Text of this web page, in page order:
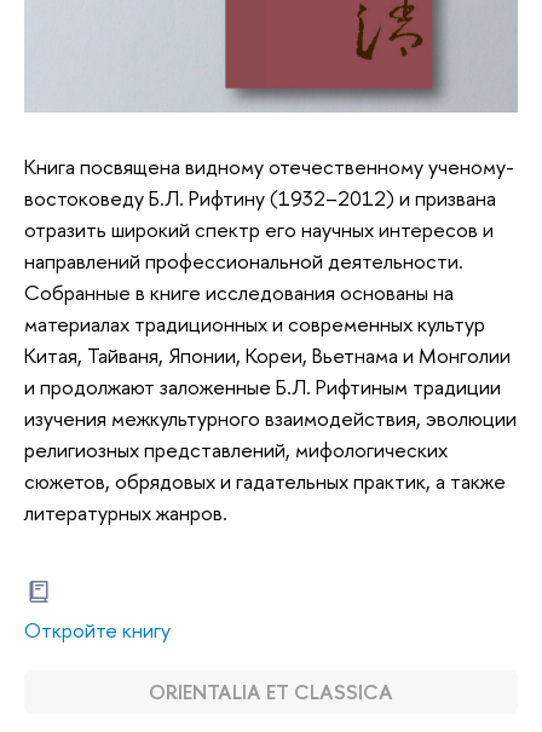
Книга посвящена видному отечественному ученому-
востоковеду Б.Л. Рифтину (1932–2012) и призвана
отразить широкий спектр его научных интересов и
направлений профессиональной деятельности.
Собранные в книге исследования основаны на
материалах традиционных и современных культур
Китая, Тайваня, Японии, Кореи, Вьетнама и Монголии
и продолжают заложенные Б.Л. Рифтиным традиции
изучения межкультурного взаимодействия, эволюции
религиозных представлений, мифологических
сюжетов, обрядовых и гадательных практик, а также
литературных жанров.
Откройте книгу
ORIENTALIA ET CLASSICA